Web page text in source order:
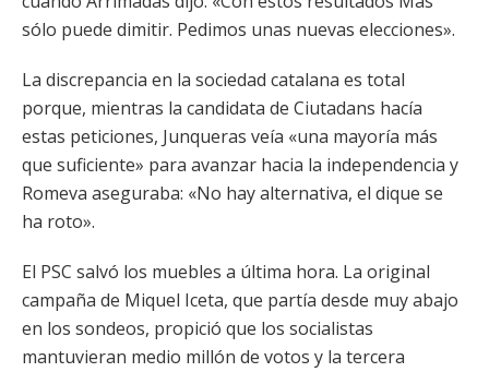
sólo puede dimitir. Pedimos unas nuevas elecciones».
La discrepancia en la sociedad catalana es total
porque, mientras la candidata de Ciutadans hacía
estas peticiones, Junqueras veía «una mayoría más
que suficiente» para avanzar hacia la independencia y
Romeva aseguraba: «No hay alternativa, el dique se
ha roto».
El PSC salvó los muebles a última hora. La original
campaña de Miquel Iceta, que partía desde muy abajo
en los sondeos, propició que los socialistas
mantuvieran medio millón de votos y la tercera